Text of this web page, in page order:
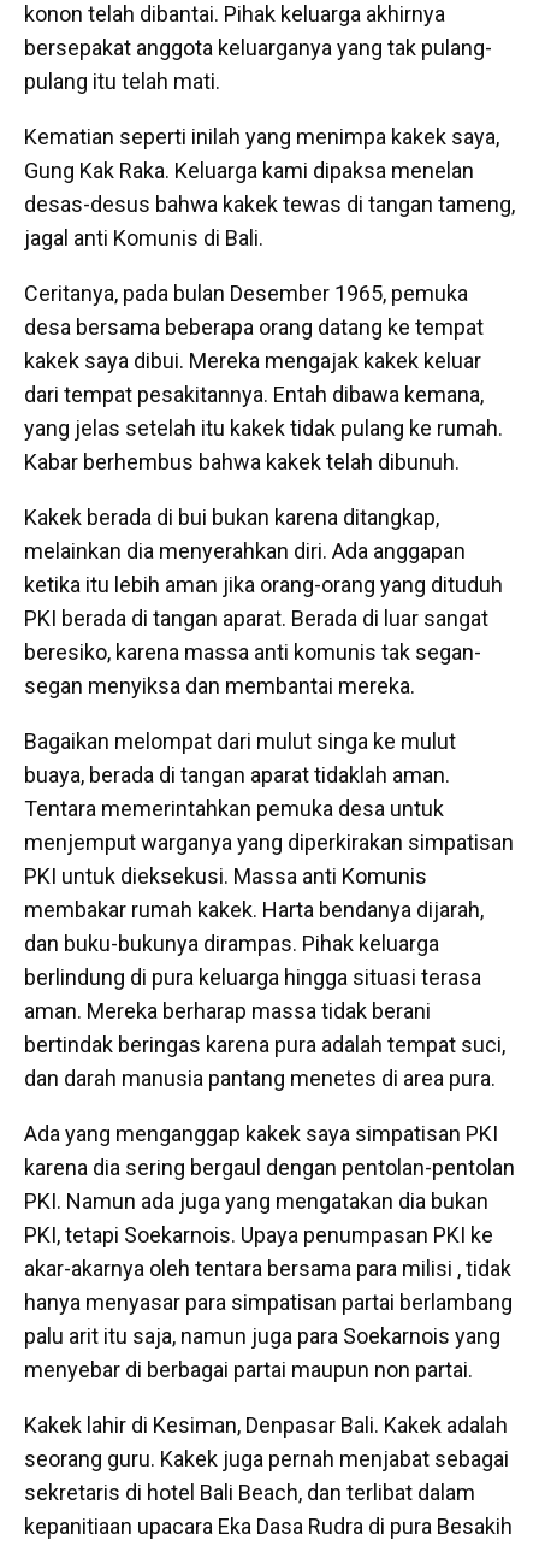
konon telah dibantai. Pihak keluarga akhirnya
bersepakat anggota keluarganya yang tak pulang-
pulang itu telah mati.
Kematian seperti inilah yang menimpa kakek saya,
Gung Kak Raka. Keluarga kami dipaksa menelan
desas-desus bahwa kakek tewas di tangan tameng,
jagal anti Komunis di Bali.
Ceritanya, pada bulan Desember 1965, pemuka
desa bersama beberapa orang datang ke tempat
kakek saya dibui. Mereka mengajak kakek keluar
dari tempat pesakitannya. Entah dibawa kemana,
yang jelas setelah itu kakek tidak pulang ke rumah.
Kabar berhembus bahwa kakek telah dibunuh.
Kakek berada di bui bukan karena ditangkap,
melainkan dia menyerahkan diri. Ada anggapan
ketika itu lebih aman jika orang-orang yang dituduh
PKI berada di tangan aparat. Berada di luar sangat
beresiko, karena massa anti komunis tak segan-
segan menyiksa dan membantai mereka.
Bagaikan melompat dari mulut singa ke mulut
buaya, berada di tangan aparat tidaklah aman.
Tentara memerintahkan pemuka desa untuk
menjemput warganya yang diperkirakan simpatisan
PKI untuk dieksekusi. Massa anti Komunis
membakar rumah kakek. Harta bendanya dijarah,
dan buku-bukunya dirampas. Pihak keluarga
berlindung di pura keluarga hingga situasi terasa
aman. Mereka berharap massa tidak berani
bertindak beringas karena pura adalah tempat suci,
dan darah manusia pantang menetes di area pura.
Ada yang menganggap kakek saya simpatisan PKI
karena dia sering bergaul dengan pentolan-pentolan
PKI. Namun ada juga yang mengatakan dia bukan
PKI, tetapi Soekarnois. Upaya penumpasan PKI ke
akar-akarnya oleh tentara bersama para milisi , tidak
hanya menyasar para simpatisan partai berlambang
palu arit itu saja, namun juga para Soekarnois yang
menyebar di berbagai partai maupun non partai.
Kakek lahir di Kesiman, Denpasar Bali. Kakek adalah
seorang guru. Kakek juga pernah menjabat sebagai
sekretaris di hotel Bali Beach, dan terlibat dalam
kepanitiaan upacara Eka Dasa Rudra di pura Besakih